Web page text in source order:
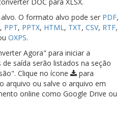
O formato alvo pode ser PDF,
, PPT, PPTX, HTML, TXT, CSV, RTF,
OXPS.
Agora" para iniciar a
saída serão listados na seção
Clique no ícone
para
arquivo ou salve o arquivo em
online como Google Drive ou